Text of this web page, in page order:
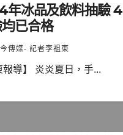
年冰品及飲料抽驗 4
已合格
今傳媒- 記者李祖東
報導】 炎炎夏日，手...